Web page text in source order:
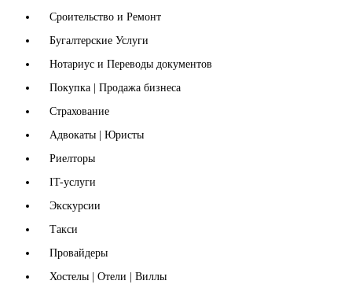
Сроительство и Ремонт
Бугалтерские Услуги
Нотариус и Переводы документов
Покупка | Продажа бизнеса
Страхование
Адвокаты | Юристы
Риелторы
IT-услуги
Экскурсии
Такси
Провайдеры
Хостелы | Отели | Виллы